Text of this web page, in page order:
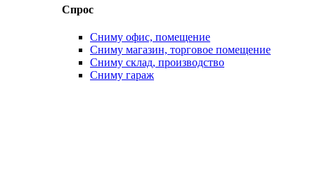
Спрос
Сниму офис, помещение
Сниму магазин, торговое помещение
Сниму склад, производство
Сниму гараж